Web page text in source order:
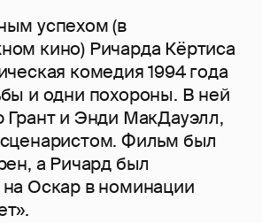
успехом (в
кино) Ричарда Кёртиса
комедия 1994 года
и одни похороны. В ней
и Энди МакДауэлл,
Фильм был
а Ричард был
Оскар в номинации